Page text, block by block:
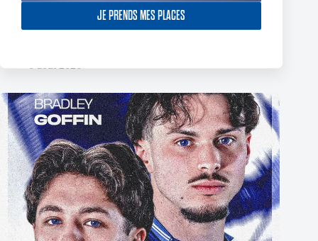
JE PRENDS MES PLACES